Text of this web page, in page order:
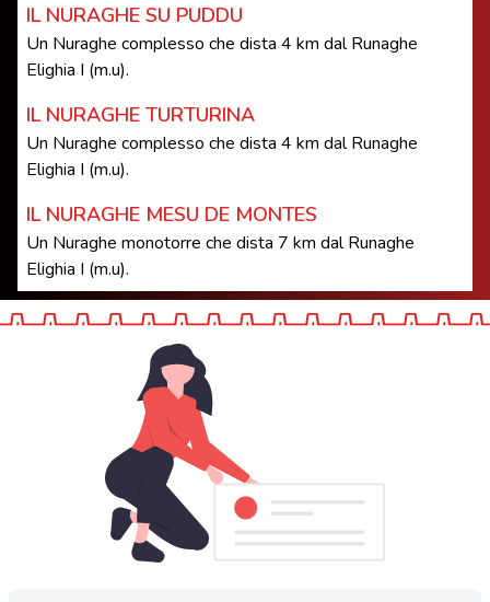
IL NURAGHE SU PUDDU
Un Nuraghe complesso che dista 4 km dal Runaghe
Elighia I (m.u).
IL NURAGHE TURTURINA
Un Nuraghe complesso che dista 4 km dal Runaghe
Elighia I (m.u).
IL NURAGHE MESU DE MONTES
Un Nuraghe monotorre che dista 7 km dal Runaghe
Elighia I (m.u).